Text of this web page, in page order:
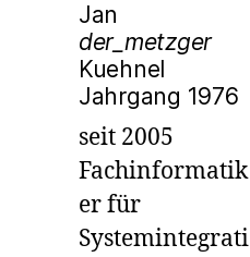
Jan
der_metzger
Kuehnel
Jahrgang 1976
seit 2005
Fachinformatik
er für
Systemintegrati